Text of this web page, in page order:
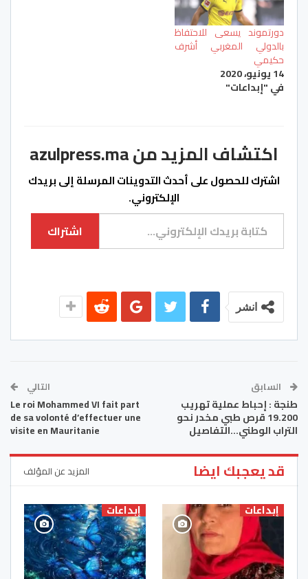
دورتموند يسعى للاحتفاظ
بالدولي المغربي أشرف
حكيمي
14 يونيو، 2020
في "إبداعات"
اكتشاف المزيد من azulpress.ma
اشترك للحصول على أحدث التدوينات المرسلة إلى بريدك
الإلكتروني.
كتابة بريدك الإلكتروني...
اشتراك
انشر
السابق
طنجة : إحباط عملية تهريب
19.200 قرص طبي مخدر نحو
التراب الوطني…التفاصيل
التالي
Le roi Mohammed VI fait part
de sa volonté d’effectuer une
visite en Mauritanie
قد يعجبك ايضا المزيد عن المؤلف
إبداعات إبداعات